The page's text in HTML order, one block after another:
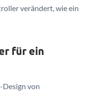
verändert, wie ein
für ein
Design von